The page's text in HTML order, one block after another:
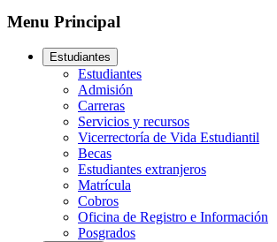
Menu Principal
Estudiantes
Estudiantes
Admisión
Carreras
Servicios y recursos
Vicerrectoría de Vida Estudiantil
Becas
Estudiantes extranjeros
Matrícula
Cobros
Oficina de Registro e Información
Posgrados